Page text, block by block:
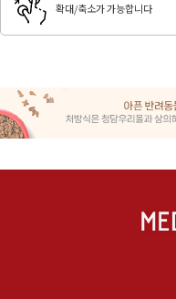
확대/축소가 가능합니다